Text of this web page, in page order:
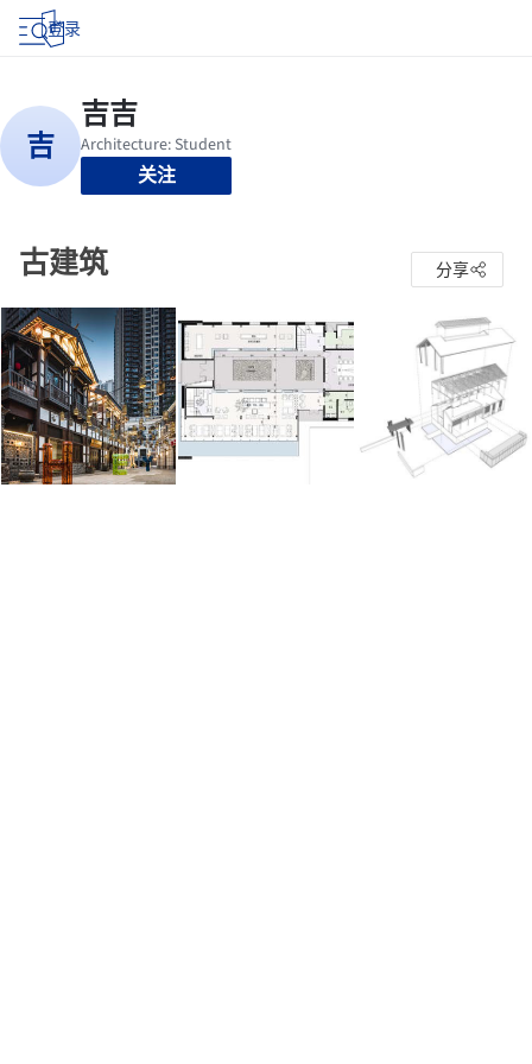
登录
关注
古建筑 分享